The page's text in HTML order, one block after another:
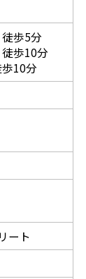
徒歩5分
徒歩10分
歩10分
ート